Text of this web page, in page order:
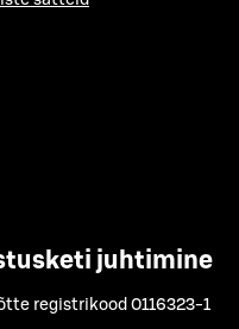
juhtimine
registrikood 0116323-1